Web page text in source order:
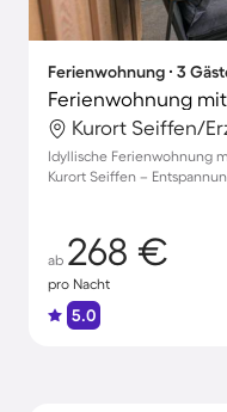
Ferienwohnung ∙ 3
Idyllische Ferienwohnung
Kurort Seiffen –
ab 268 €
pro Nacht
5.0